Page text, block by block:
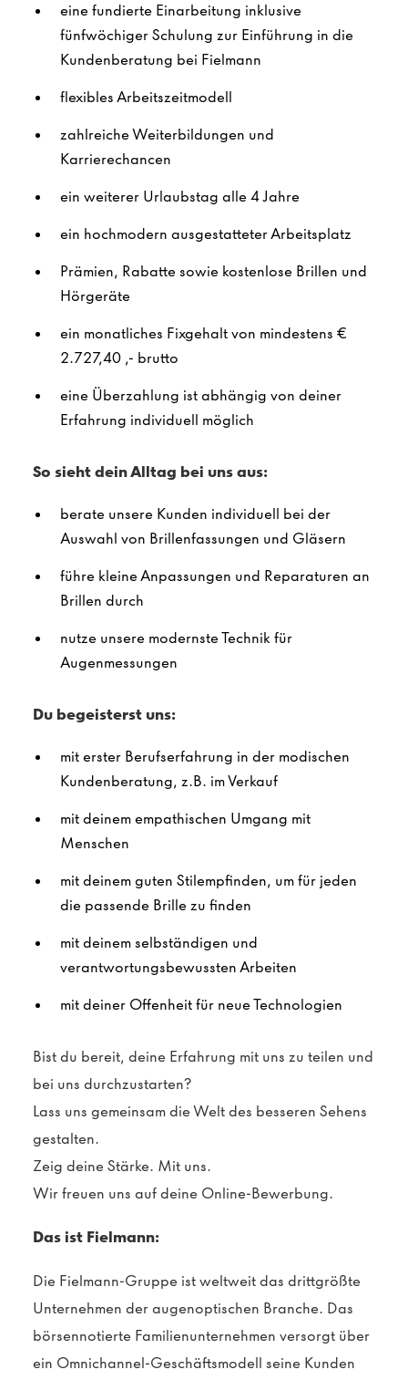
eine fundierte Einarbeitung inklusive
fünfwöchiger Schulung zur Einführung in die
Kundenberatung bei Fielmann
flexibles Arbeitszeitmodell
zahlreiche Weiterbildungen und
Karrierechancen
ein weiterer Urlaubstag alle 4 Jahre
ein hochmodern ausgestatteter Arbeitsplatz
Prämien, Rabatte sowie kostenlose Brillen und
Hörgeräte
ein monatliches Fixgehalt von mindestens €
2.727,40 ,- brutto
eine Überzahlung ist abhängig von deiner
Erfahrung individuell möglich
So sieht dein Alltag bei uns aus:
berate unsere Kunden individuell bei der
Auswahl von Brillenfassungen und Gläsern
führe kleine Anpassungen und Reparaturen an
Brillen durch
nutze unsere modernste Technik für
Augenmessungen
Du begeisterst uns:
mit erster Berufserfahrung in der modischen
Kundenberatung, z.B. im Verkauf
mit deinem empathischen Umgang mit
Menschen
mit deinem guten Stilempfinden, um für jeden
die passende Brille zu finden
mit deinem selbständigen und
verantwortungsbewussten Arbeiten
mit deiner Offenheit für neue Technologien
Bist du bereit, deine Erfahrung mit uns zu teilen und
bei uns durchzustarten?
Lass uns gemeinsam die Welt des besseren Sehens
gestalten.
Zeig deine Stärke. Mit uns.
Wir freuen uns auf deine Online-Bewerbung.
Das ist Fielmann:
Die Fielmann-Gruppe ist weltweit das drittgrößte
Unternehmen der augenoptischen Branche. Das
börsennotierte Familienunternehmen versorgt über
ein Omnichannel-Geschäftsmodell seine Kunden